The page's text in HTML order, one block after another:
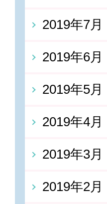
2019年7月
2019年6月
2019年5月
2019年4月
2019年3月
2019年2月